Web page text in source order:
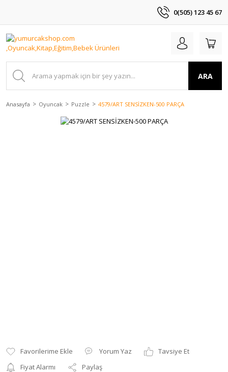
0(505) 123 45 67
ARA
Anasayfa Oyuncak Puzzle 4579/ART SENSİZKEN-500 PARÇA
Yorum Yaz
Tavsiye Et
Fiyat Alarmı
Paylaş